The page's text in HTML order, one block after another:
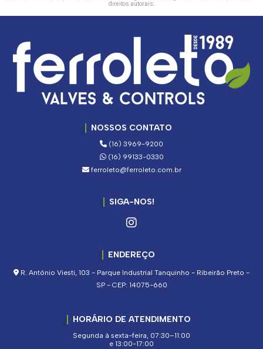
direitos autorais.
NOSSOS CONTATO
(16) 3969-9200
(16) 99133-0330
ferroleto@ferroleto.com.br
SIGA-NOS!
ENDEREÇO
R. Antônio Viesti, 103 - Parque Industrial Tanquinho - Ribeirão Preto -
SP - CEP: 14075-660
HORÁRIO DE ATENDIMENTO
Segunda à sexta-feira, 07:30–11:00
e 13:00-17:00